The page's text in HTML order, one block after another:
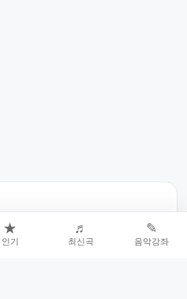
한곳에서 찾을 수 있는 음악 정보
★
인기
♬
최신곡
✎
음악강좌